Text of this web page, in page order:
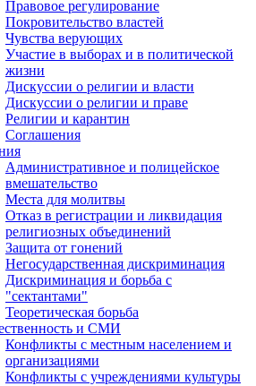
Правовое регулирование
Покровительство властей
Чувства верующих
Участие в выборах и в политической
жизни
Дискуссии о религии и власти
Дискуссии о религии и праве
Религии и карантин
Соглашения
Административное и полицейское
вмешательство
Места для молитвы
Отказ в регистрации и ликвидация
религиозных объединений
Защита от гонений
Негосударственная дискриминация
Дискриминация и борьба с
"сектантами"
Теоретическая борьба
и СМИ
Конфликты с местным населением и
организациями
Конфликты с учреждениями культуры